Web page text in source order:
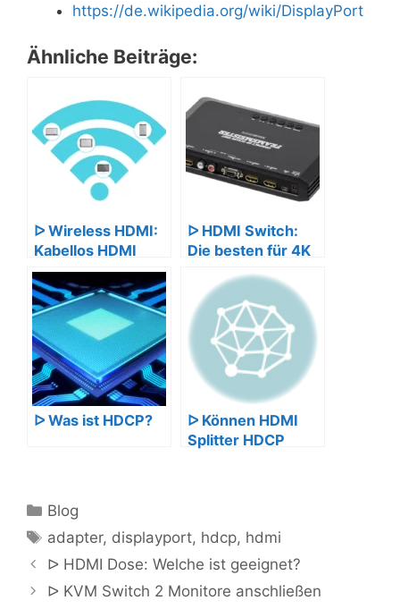
https://de.wikipedia.org/wiki/DisplayPort
Ähnliche Beiträge:
ᐅ Wireless HDMI:
Kabellos HDMI
übertragen
ᐅ HDMI Switch:
Die besten für 4K
ᐅ Was ist HDCP?
ᐅ Können HDMI
Splitter HDCP
Kategorien
Blog
Schlagwörter
adapter, displayport, hdcp, hdmi
ᐅ HDMI Dose: Welche ist geeignet?
ᐅ KVM Switch 2 Monitore anschließen